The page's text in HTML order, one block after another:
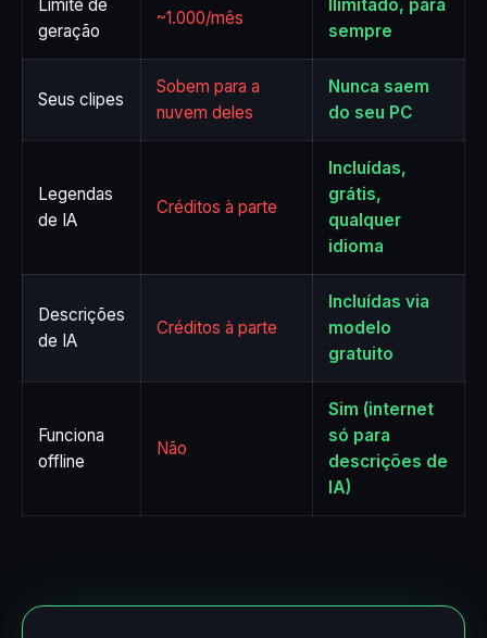
Limite de
geração
~1.000/mês
Ilimitado, para
sempre
Seus clipes
Sobem para a
nuvem deles
Nunca saem
do seu PC
Legendas
de IA
Créditos à parte
Incluídas,
grátis,
qualquer
idioma
Descrições
de IA
Créditos à parte
Incluídas via
modelo
gratuito
Funciona
offline
Não
Sim (internet
só para
descrições de
IA)